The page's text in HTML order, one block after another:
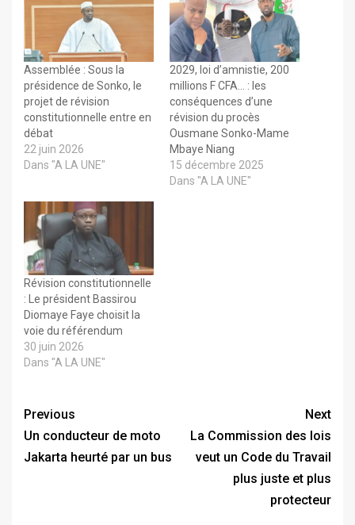
Assemblée : Sous la
présidence de Sonko, le
projet de révision
constitutionnelle entre en
débat
22 juin 2026
Dans "A LA UNE"
2029, loi d’amnistie, 200
millions F CFA… : les
conséquences d’une
révision du procès
Ousmane Sonko-Mame
Mbaye Niang
15 décembre 2025
Dans "A LA UNE"
Révision constitutionnelle
: Le président Bassirou
Diomaye Faye choisit la
voie du référendum
30 juin 2026
Dans "A LA UNE"
Previous
Un conducteur de moto
Jakarta heurté par un bus
Next
La Commission des lois
veut un Code du Travail
plus juste et plus
protecteur